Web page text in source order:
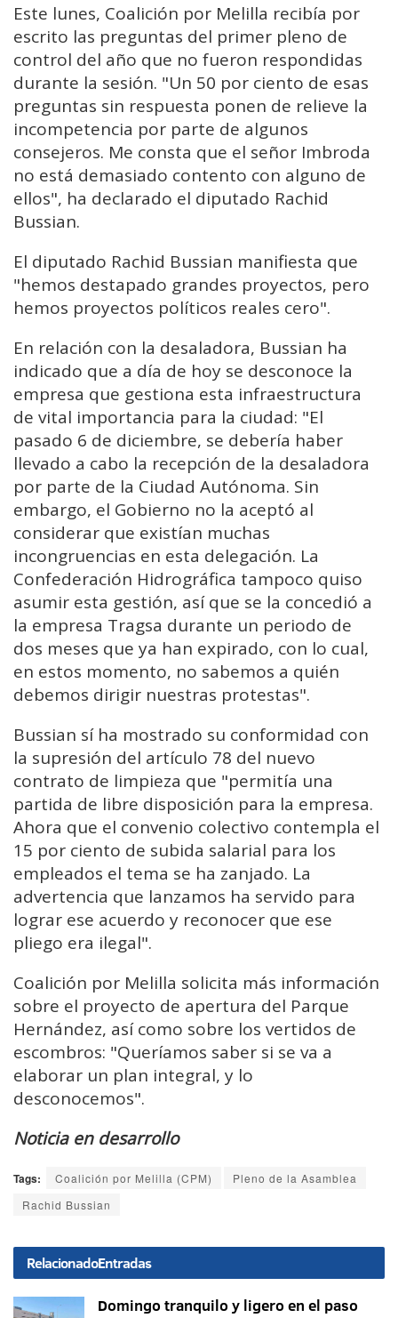
Este lunes, Coalición por Melilla recibía por
escrito las preguntas del primer pleno de
control del año que no fueron respondidas
durante la sesión. "Un 50 por ciento de esas
preguntas sin respuesta ponen de relieve la
incompetencia por parte de algunos
consejeros. Me consta que el señor Imbroda
no está demasiado contento con alguno de
ellos", ha declarado el diputado Rachid
Bussian.
El diputado Rachid Bussian manifiesta que
"hemos destapado grandes proyectos, pero
hemos proyectos políticos reales cero".
En relación con la desaladora, Bussian ha
indicado que a día de hoy se desconoce la
empresa que gestiona esta infraestructura
de vital importancia para la ciudad: "El
pasado 6 de diciembre, se debería haber
llevado a cabo la recepción de la desaladora
por parte de la Ciudad Autónoma. Sin
embargo, el Gobierno no la aceptó al
considerar que existían muchas
incongruencias en esta delegación. La
Confederación Hidrográfica tampoco quiso
asumir esta gestión, así que se la concedió a
la empresa Tragsa durante un periodo de
dos meses que ya han expirado, con lo cual,
en estos momento, no sabemos a quién
debemos dirigir nuestras protestas".
Bussian sí ha mostrado su conformidad con
la supresión del artículo 78 del nuevo
contrato de limpieza que "permitía una
partida de libre disposición para la empresa.
Ahora que el convenio colectivo contempla el
15 por ciento de subida salarial para los
empleados el tema se ha zanjado. La
advertencia que lanzamos ha servido para
lograr ese acuerdo y reconocer que ese
pliego era ilegal".
Coalición por Melilla solicita más información
sobre el proyecto de apertura del Parque
Hernández, así como sobre los vertidos de
escombros: "Queríamos saber si se va a
elaborar un plan integral, y lo
desconocemos".
Noticia en desarrollo
Tags: Coalición por Melilla (CPM)
Pleno de la Asamblea
Rachid Bussian
RelacionadoEntradas
Domingo tranquilo y ligero en el paso